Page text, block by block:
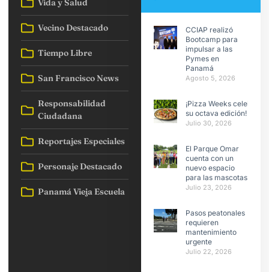
Vida y Salud
Vecino Destacado
Tiempo Libre
San Francisco News
Responsabilidad
Ciudadana
Reportajes Especiales
Personaje Destacado
Panamá Vieja Escuela
CCIAP realizó
Bootcamp para
impulsar a las
Pymes en
Panamá
Agosto 5, 2026
¡Pizza Weeks celebra
su octava edición!
Julio 30, 2026
El Parque Omar
cuenta con un
nuevo espacio
para las mascotas
Julio 23, 2026
Pasos peatonales
requieren
mantenimiento
urgente
Julio 22, 2026